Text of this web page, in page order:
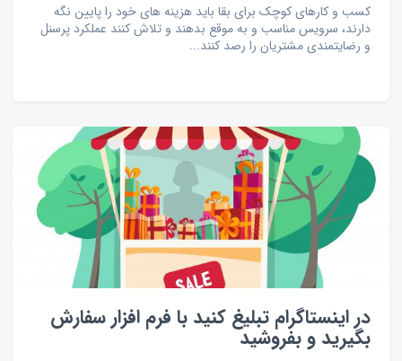
کسب و کارهای کوچک برای بقا باید هزینه های خود را پایین نگه
دارند، سرویس مناسب و به موقع بدهند و تلاش کنند عملکرد پرسنل
و رضایتمندی مشتریان را رصد کنند...
در اینستاگرام تبلیغ کنید با فرم افزار سفارش
بگیرید و بفروشید